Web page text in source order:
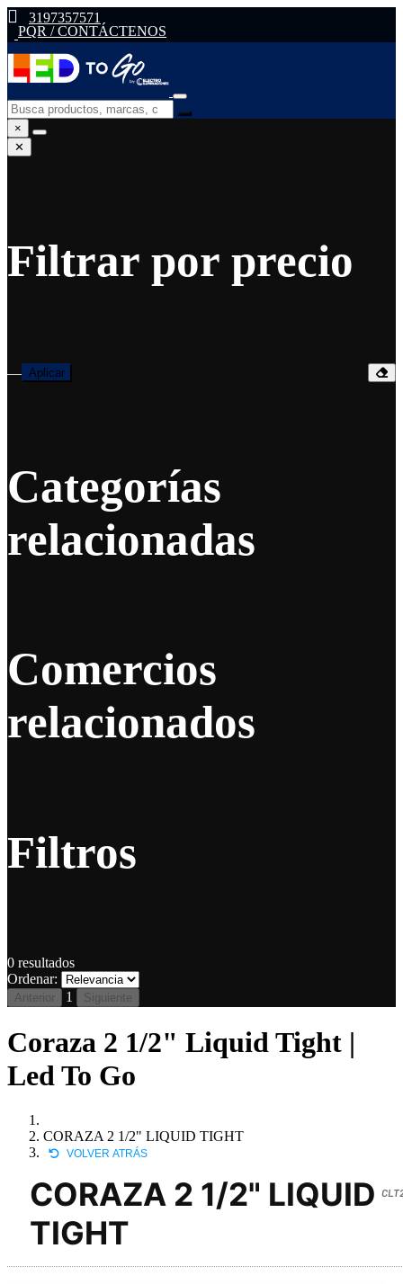
3197357571
PQR / CONTÁCTENOS
×
✕
Filtrar por precio
— Aplicar
Categorías
relacionadas
Comercios
relacionados
Filtros
0 resultados
Ordenar:
Anterior 1 Siguiente
Coraza 2 1/2" Liquid Tight |
Led To Go
CORAZA 2 1/2" LIQUID TIGHT
VOLVER ATRÁS
CORAZA 2 1/2" LIQUID
TIGHT